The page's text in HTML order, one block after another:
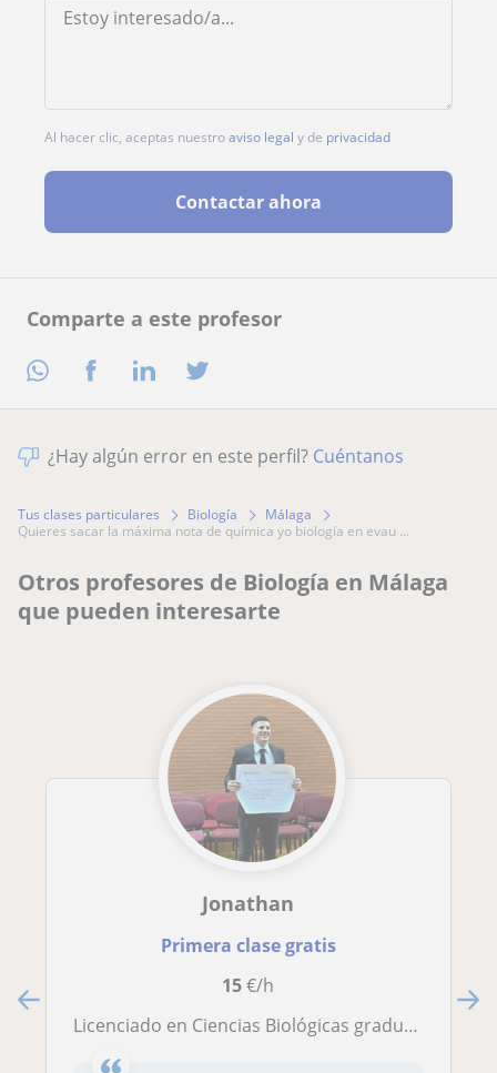
Comparte a este profesor
Al hacer clic, aceptas nuestroaviso legal y de privacidad
Contactar ahora
¿Hay algún error en este perfil? Cuéntanos
Tus clases particulares Biología
Málaga
quieres sacar la máxima nota de química yo biología en evau ...
Otros profesores de Biología en Málaga
que pueden interesarte
Jonathan
Primera clase gratis
15€/h
Licenciado en Ciencias Biológicas graduado de la UBA